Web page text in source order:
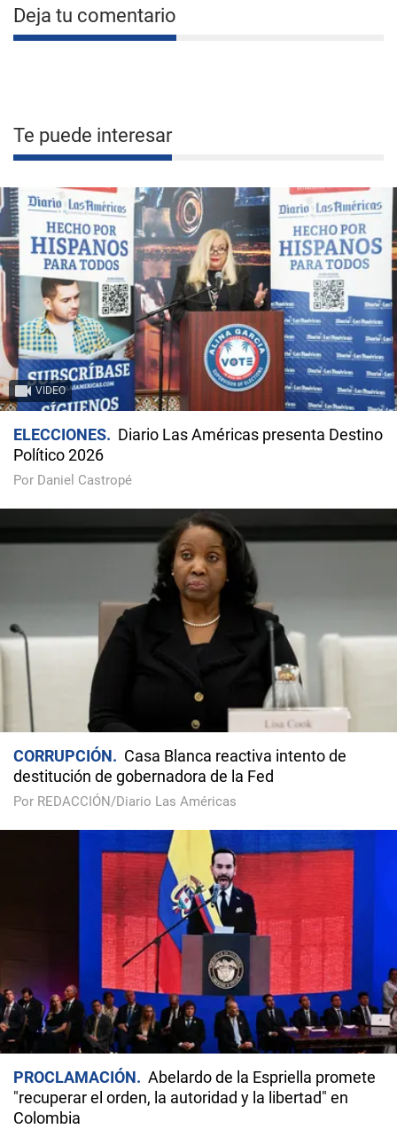
Deja tu comentario
Te puede interesar
VIDEO
ELECCIONES
Diario Las Américas presenta Destino
Político 2026
Por Daniel Castropé
CORRUPCIÓN
Casa Blanca reactiva intento de
destitución de gobernadora de la Fed
Por REDACCIÓN/Diario Las Américas
PROCLAMACIÓN
Abelardo de la Espriella promete
"recuperar el orden, la autoridad y la libertad" en
Colombia